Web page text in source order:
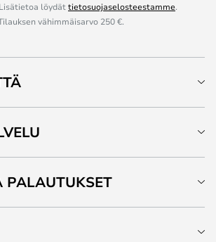
löydättietosuojaselosteestamme.
vähimmäisarvo 250 €.
PALAUTUKSET